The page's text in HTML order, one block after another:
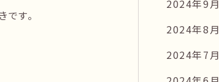
す。
2024年9月
2024年8月
2024年7月